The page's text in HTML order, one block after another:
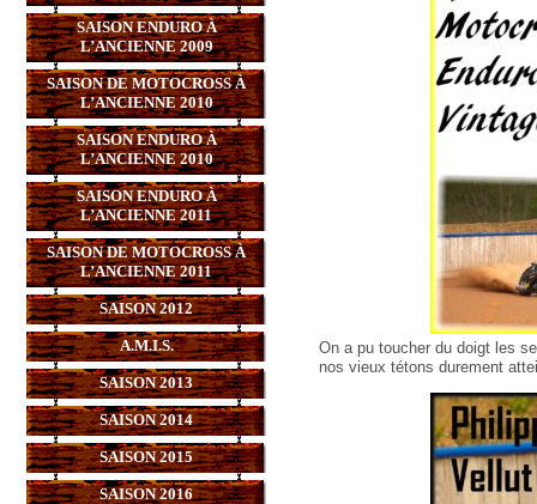
SAISON ENDURO À
L’ANCIENNE 2009
SAISON DE MOTOCROSS À
L’ANCIENNE 2010
SAISON ENDURO À
L’ANCIENNE 2010
SAISON ENDURO À
L’ANCIENNE 2011
SAISON DE MOTOCROSS À
L’ANCIENNE 2011
SAISON 2012
A.M.I.S.
SAISON 2013
SAISON 2014
SAISON 2015
SAISON 2016
On a pu toucher du doigt les
nos vieux tétons durement